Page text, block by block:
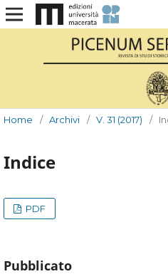
Home / Archivi / V. 31 (2017) /
Indice
PDF
Pubblicato